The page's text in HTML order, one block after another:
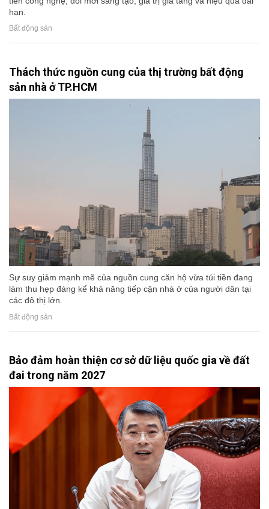
hạn.
Bất động sản
Thách thức nguồn cung của thị trường bất động
sản nhà ở TP.HCM
Sự suy giảm mạnh mẽ của nguồn cung căn hộ vừa túi tiền đang
làm thu hẹp đáng kể khả năng tiếp cận nhà ở của người dân tại
các đô thị lớn.
Bất động sản
Bảo đảm hoàn thiện cơ sở dữ liệu quốc gia về đất
đai trong năm 2027